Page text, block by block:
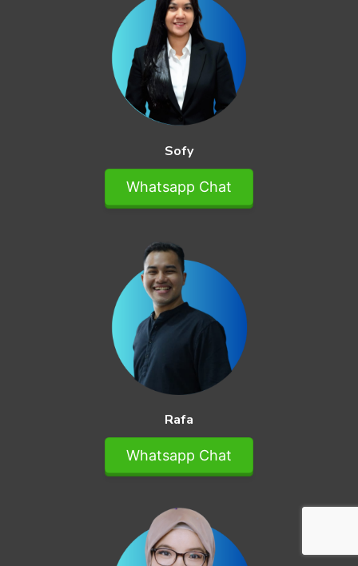
Sofy
Whatsapp Chat
Rafa
Whatsapp Chat